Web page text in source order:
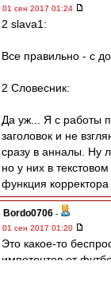
01 сен 2017 01:24
2 slava1:
Все правильно - с
2 Словесник:
Да уж... Я с работы
заголовок и не
сразу в анналы. Ну
но у них в
функция корректора
Bordo0706 -
01 сен 2017 01:20
Это какое-то
импотентов от